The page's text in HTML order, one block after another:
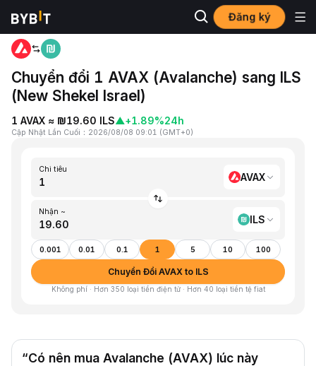
Đăng ký
Trang chủ
Chuyển đổi 1 AVAX (Avalanche) sang ILS
(New Shekel Israel)
1 AVAX ≈ ₪19.60 ILS▲+1.89%24h
Cập Nhật Lần Cuối ： 2026/08/08 09:01 (GMT+0)
Chi tiêu
AVAX
Nhận ~
ILS
0.001 0.01 0.1 1 5 10 100
Chuyển Đổi AVAX to ILS
Không phí · Hơn 350 loại tiền điện tử · Hơn 40 loại tiền tệ fiat
“Có nên mua Avalanche (AVAX) lúc này